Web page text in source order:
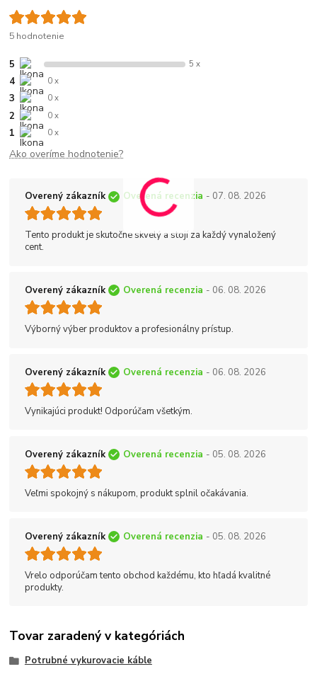
5 hodnotenie
5 5 x
4 0 x
3 0 x
2 0 x
1 0 x
Ako overíme hodnotenie?
Overený zákazník Overená recenzia - 07. 08. 2026
Tento produkt je skutočne skvelý a stojí za každý vynaložený
cent.
Overený zákazník Overená recenzia - 06. 08. 2026
Výborný výber produktov a profesionálny prístup.
Overený zákazník Overená recenzia - 06. 08. 2026
Vynikajúci produkt! Odporúčam všetkým.
Overený zákazník Overená recenzia - 05. 08. 2026
Veľmi spokojný s nákupom, produkt splnil očakávania.
Overený zákazník Overená recenzia - 05. 08. 2026
Vrelo odporúčam tento obchod každému, kto hľadá kvalitné
produkty.
Tovar zaradený v kategóriách
Potrubné vykurovacie káble